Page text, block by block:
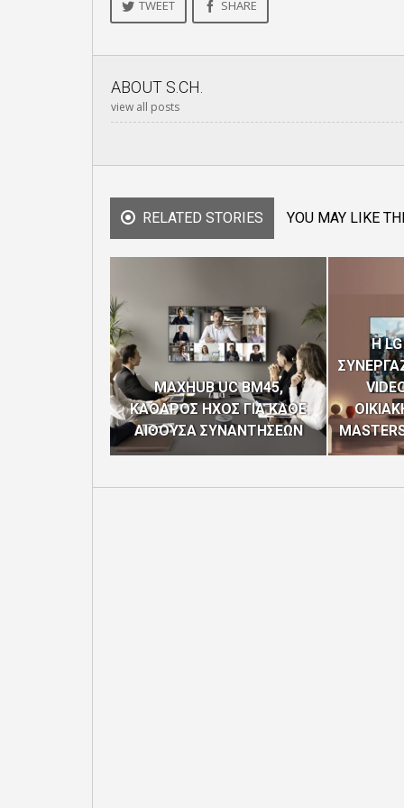
TWEET SHARE
ABOUT S.CH.
view all posts
RELATED STORIES YOU MAY LIKE
MAXHUB UC BM45,
ΚΑΘΑΡΟΣ ΗΧΟΣ ΓΙΑ ΚΑΘΕ
ΑΙΘΟΥΣΑ ΣΥΝΑΝΤΗΣΕΩΝ
H